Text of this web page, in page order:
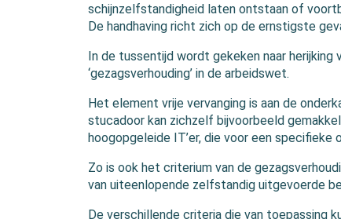
schijnzelfstandigheid laten ontstaan of
De handhaving richt zich op de ernstigste
In de tussentijd wordt gekeken naar herijking
‘gezagsverhouding’ in de arbeidswet.
Het element vrije vervanging is aan de
stucadoor kan zichzelf bijvoorbeeld
hoogopgeleide IT’er, die voor een
Zo is ook het criterium van de
van uiteenlopende zelfstandig uitgevoerde
De verschillende criteria die van toepassing